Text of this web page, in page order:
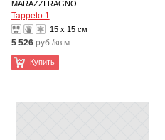
MARAZZI RAGNO
Tappeto 1
15 x 15 см
5 526 руб./кв.м
Купить